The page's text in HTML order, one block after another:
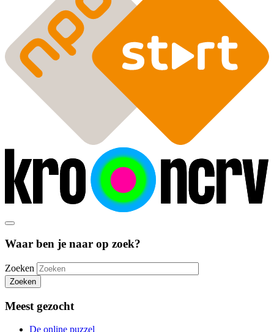
Waar ben je naar op zoek?
Zoeken
Zoeken
Meest gezocht
De online puzzel